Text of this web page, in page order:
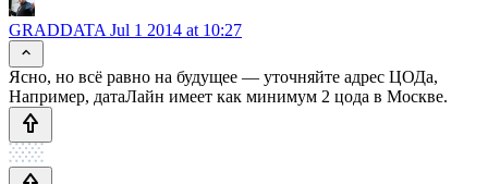
GRADDATA Jul 1 2014 at 10:27
Ясно, но всё равно на будущее — уточняйте адрес ЦОДа,
Например, датаЛайн имеет как минимум 2 цода в Москве.